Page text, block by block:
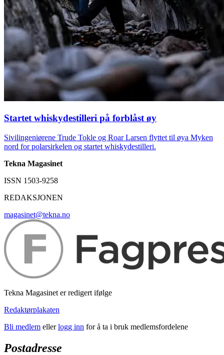
Startet whiskydestilleri på forblåst øy
Sivilingeniørene Trude Tokle og Roar Larsen flyttet til øya Myken
nord for polarsirkelen og startet whiskydestilleri.
Tekna Magasinet
ISSN 1503-9258
REDAKSJONEN
magasinet@tekna.no
Tekna Magasinet er redigert ifølge
Redaktørplakaten
Bli medlem ellerlogg inn for å ta i bruk medlemsfordelene
Postadresse